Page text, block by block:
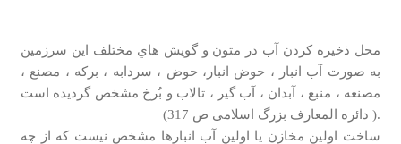
محل ذخيره كردن آب در متون و گويش هاي مختلف اين سرزمين
به صورت آب انبار ، حوض انبار، حوض ، سردابه ، بركه ، مصنع ،
مصنعه ، منبع ، آبدان ، آب گير ، تالاب و بُرخ مشخص گرديده است
.( دائره المعارف بزرگ اسلامی ص 317)
ساخت اولين مخازن يا اولين آب انبارها مشخص نیست که از چه